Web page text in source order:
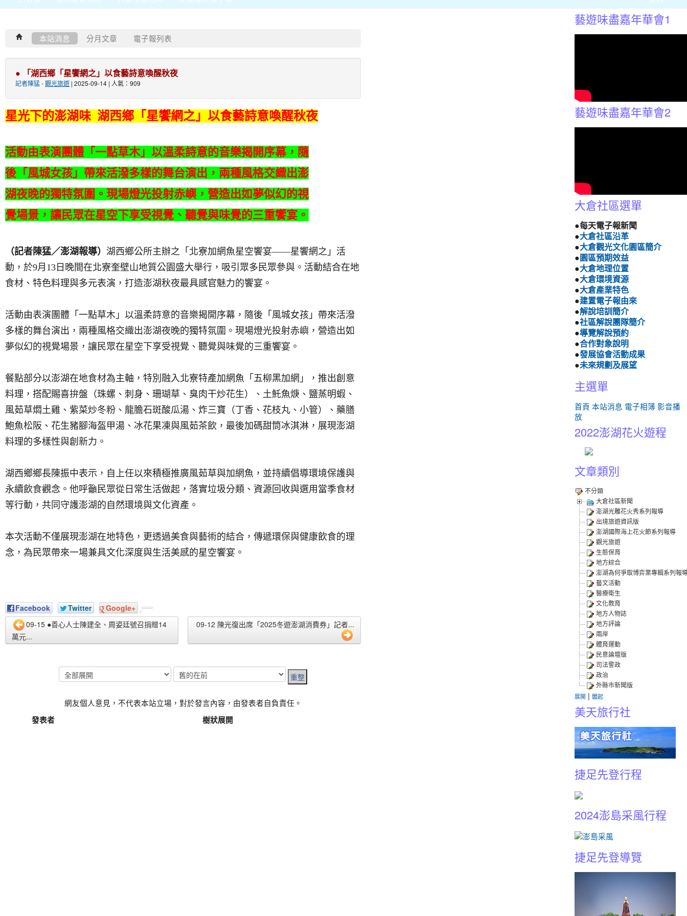
本站消息 分月文章 電子報列表
● 「湖西鄉「星饗網之」以食藝詩意喚醒秋夜
記者陳猛-觀光旅遊 | 2025-09-14 | 人氣：909
星光下的澎湖味 湖西鄉「星饗網之」以食藝詩意喚醒秋夜
活動由表演團體「一點草木」以溫柔詩意的音樂揭開序幕，隨
後「風城女孩」帶來活潑多樣的舞台演出，兩種風格交織出澎
湖夜晚的獨特氛圍。現場燈光投射赤嶼，營造出如夢似幻的視
覺場景，讓民眾在星空下享受視覺、聽覺與味覺的三重饗宴。
（記者陳猛／澎湖報導） 湖西鄉公所主辦之「北寮加網魚星空饗宴——星饗網之」活
動，於9月13日晚間在北寮奎壁山地質公園盛大舉行，吸引眾多民眾參與。活動結合在地
食材、特色料理與多元表演，打造澎湖秋夜最具感官魅力的饗宴。
活動由表演團體「一點草木」以溫柔詩意的音樂揭開序幕，隨後「風城女孩」帶來活潑
多樣的舞台演出，兩種風格交織出澎湖夜晚的獨特氛圍。現場燈光投射赤嶼，營造出如
夢似幻的視覺場景，讓民眾在星空下享受視覺、聽覺與味覺的三重饗宴。
餐點部分以澎湖在地食材為主軸，特別融入北寮特產加網魚「五柳黑加網」，推出創意
料理，搭配賜喜拚盤（珠螺、刺身、珊瑚草、臭肉干炒花生）、土魠魚焿、鹽蒸明蝦、
風茹草燜土雞、紫菜炒冬粉、龍膽石斑酸瓜湯、炸三寶（丁香、花枝丸、小管）、藥膳
鮑魚松阪、花生豬腳海盔甲湯、冰花果凍與風茹茶飲，最後加碼甜筒冰淇淋，展現澎湖
料理的多樣性與創新力。
湖西鄉鄉長陳振中表示，自上任以來積極推廣風茹草與加網魚，並持續倡導環境保護與
永續飲食觀念。他呼籲民眾從日常生活做起，落實垃圾分類、資源回收與選用當季食材
等行動，共同守護澎湖的自然環境與文化資產。
本次活動不僅展現澎湖在地特色，更透過美食與藝術的結合，傳遞環保與健康飲食的理
念，為民眾帶來一場兼具文化深度與生活美感的星空饗宴。
Facebook Twitter
Google+
09-15 ●善心人士陳建全、周姿廷號召捐贈14
萬元...
09-12 陳光復出席「2025冬遊澎湖消費券」記者...
網友個人意見，不代表本站立場，對於發言內容，由發表者自負責任。
發表者
樹狀展開
藝遊味盡嘉年華會1
藝遊味盡嘉年華會2
大倉社區選單
●每天電子報新聞
●大倉社區沿革
●大倉觀光文化園區簡介
● 園區預期效益
●大倉地理位置
●大倉環境資源
●大倉產業特色
●建置電子報由來
●解說培訓簡介
●社區解說團隊簡介
●導覽解說預約
●合作對象說明
●發展協會活動成果
●未來規劃及展望
主選單
首頁 本站消息 電子相簿 影音播
放
2022澎湖花火遊程
文章類別
不分類
大倉社區新聞
澎湖光雕花火秀系列報導
出境旅遊資訊版
澎湖國際海上花火節系列報導
觀光旅遊
生態保育
地方綜合
澎湖為何爭取博弈業專輯系列報
藝文活動
醫療衛生
文化教育
地方人物誌
地方評論
兩岸
體育運動
民意論壇版
司法警政
政治
外縣市新聞版
展開 | 闔起
美天旅行社
捷足先登行程
2024澎島采風行程
捷足先登導覽